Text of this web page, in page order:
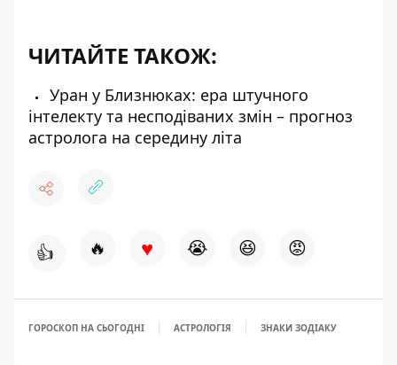
ЧИТАЙТЕ ТАКОЖ:
Уран у Близнюках: ера штучного
інтелекту та несподіваних змін – прогноз
астролога на середину літа
👍 🔥 ♥ 😭 😆 😡
ГОРОСКОП НА СЬОГОДНІ АСТРОЛОГІЯ ЗНАКИ ЗОДІАКУ